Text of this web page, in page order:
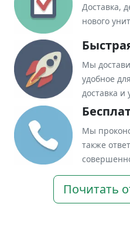
Доставка,
нового
Мы
удобное
доставка
Мы
также
Почитать